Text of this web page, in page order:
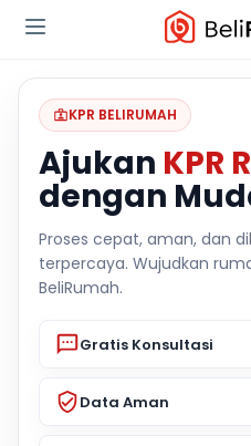
KPR BELIRUMAH
Ajukan KPR
dengan
Proses cepat, aman, dan
terpercaya. Wujudkan
BeliRumah.
Gratis Konsultasi
Data Aman